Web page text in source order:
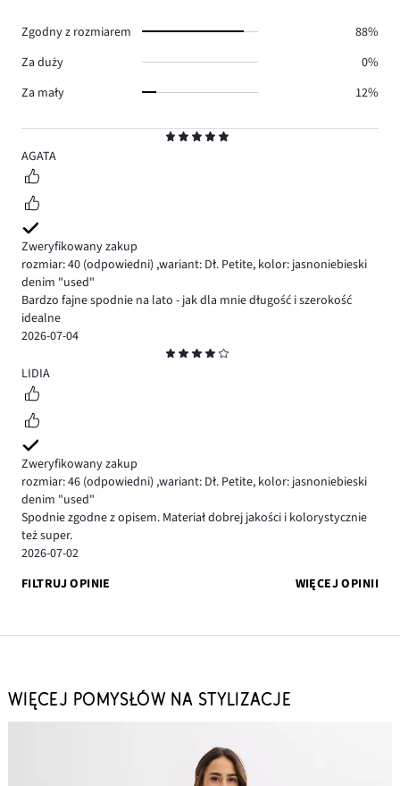
5
AGATA
Zweryfikowany zakup
rozmiar: 40 (odpowiedni) ,wariant: Dł. Petite, kolor: jasnoniebieski
denim "used"
Bardzo fajne spodnie na lato - jak dla mnie długość i szerokość
idealne
2026-07-04
4LIDIA
Zweryfikowany zakup
rozmiar: 46 (odpowiedni) ,wariant: Dł. Petite, kolor: jasnoniebieski
denim "used"
Spodnie zgodne z opisem. Materiał dobrej jakości i kolorystycznie
też super.
2026-07-02
FILTRUJ OPINIE
WIĘCEJ OPINII
Zgodny z rozmiarem
88%
Za duży
0%
Za mały
12%
WIĘCEJ POMYSŁÓW NA STYLIZACJE